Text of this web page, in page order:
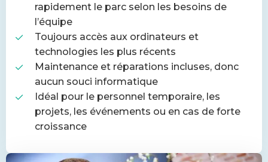
rapidement le parc selon les besoins de
l’équipe
Toujours accès aux ordinateurs et
technologies les plus récents
Maintenance et réparations incluses, donc
aucun souci informatique
Idéal pour le personnel temporaire, les
projets, les événements ou en cas de forte
croissance